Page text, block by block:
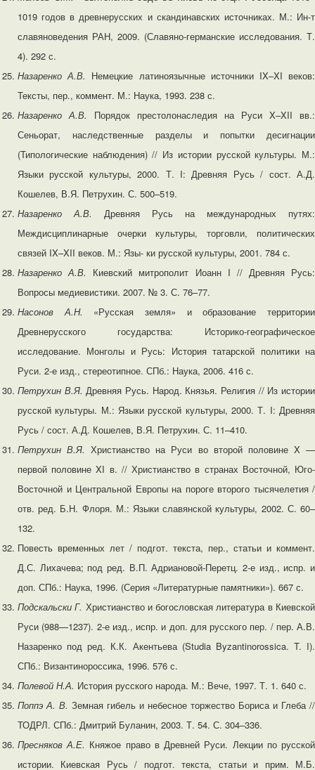
1019 годов в древнерусских и скандинавских источниках. М.: Ин-т
славяноведения РАН, 2009. (Славяно-германские исследования. Т.
4). 292 с.
Назаренко А.В. Немецкие латиноязычные источники IX–XI веков:
Тексты, пер., коммент. М.: Наука, 1993. 238 с.
Назаренко А.В. Порядок престолонаследия на Руси X–XII вв.:
Сеньорат, наследственные разделы и попытки десигнации
(Типологические наблюдения) // Из истории русской культуры. М.:
Языки русской культуры, 2000. Т. I: Древняя Русь / сост. А.Д.
Кошелев, В.Я. Петрухин. С. 500–519.
Назаренко А.В. Древняя Русь на международных путях:
Междисциплинарные очерки культуры, торговли, политических
связей IX–XII веков. М.: Язы- ки русской культуры, 2001. 784 с.
Назаренко А.В. Киевский митрополит Иоанн I // Древняя Русь:
Вопросы медиевистики. 2007. № 3. С. 76–77.
Насонов
А.Н. «Русская земля» и образование территории
Древнерусского государства: Историко-географическое
исследование. Монголы и Русь: История татарской политики на
Руси. 2-е изд., стереотипное. СПб.: Наука, 2006. 416 с.
Петрухин В.Я. Древняя Русь. Народ. Князья. Религия // Из истории
русской культуры. М.: Языки русской культуры, 2000. Т. I: Древняя
Русь / сост. А.Д. Кошелев, В.Я. Петрухин. С. 11–410.
Петрухин В.Я.Христианство на Руси во второй половине X —
первой половине XI в. // Христианство в странах Восточной, Юго-
Восточной и Центральной Европы на пороге второго тысячелетия /
отв. ред. Б.Н. Флоря. М.: Языки славянской культуры, 2002. С. 60–
132.
Повесть временных лет / подгот. текста, пер., статьи и коммент.
Д.С. Лихачева; под ред. В.П. Адриановой-Перетц. 2-е изд., испр. и
доп. СПб.: Наука, 1996. (Серия «Литературные памятники»). 667 с.
Подскальски Г. Христианство и богословская литература в Киевской
Руси (988—1237). 2-е изд., испр. и доп. для русского пер. / пер. А.В.
Назаренко под ред. К.К. Акентьева (Studia Byzantinorossica. T. I).
СПб.: Византинороссика, 1996. 576 с.
Полевой Н.А. История русского народа. М.: Вече, 1997. Т. 1. 640 с.
Поппэ А. В. Земная гибель и небесное торжество Бориса и Глеба //
ТОДРЛ. СПб.: Дмитрий Буланин, 2003. Т. 54. С. 304–336.
Пресняков А.Е. Княжое право в Древней Руси. Лекции по русской
истории. Киевская Русь / подгот. текста, статьи и прим. М.Б.